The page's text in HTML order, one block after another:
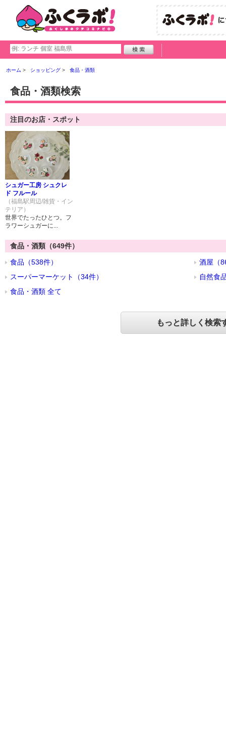
ホーム ショッピング 食品・酒類
食品・酒類検索
注目のお店・スポット
シュガー工房 シュクレ
ド フルール
（福島駅周辺/雑貨・イン
テリア）
世界でたったひとつ。フ
ラワーシュガーに...
食品・酒類（649件）
食品（538件）
酒屋（
スーパーマーケット（34件）
自然食
食品・酒類 全て
もっと詳しく検索